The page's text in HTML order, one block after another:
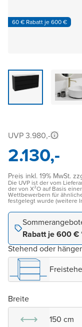
60 € Rabatt je 600 €
UVP 3.980,-
2.130,-
Preis inkl. 19% MwSt.
Die UVP ist der vom
der von X²O auf Basis
Wettbewerbern für
festgelegt wurde (weitere
Rabatt je 600 €
Stehend oder
Breite
150 cm